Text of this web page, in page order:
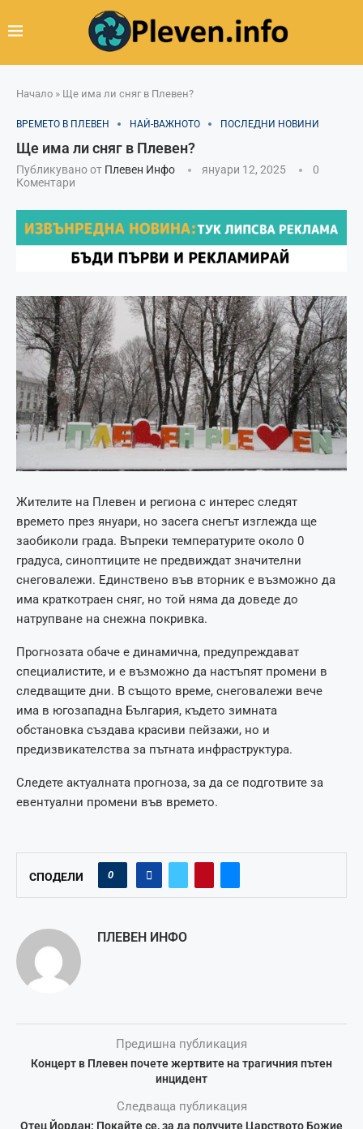
Начало » Ще има ли сняг в Плевен?
ВРЕМЕТО В ПЛЕВЕН НАЙ-ВАЖНОТО ПОСЛЕДНИ НОВИНИ
Ще има ли сняг в Плевен?
Публикувано от Плевен Инфо януари 12, 2025
0
Коментари
Жителите на Плевен и региона с интерес следят
времето през януари, но засега снегът изглежда ще
заобиколи града. Въпреки температурите около 0
градуса, синоптиците не предвиждат значителни
снеговалежи. Единствено във вторник е възможно да
има краткотраен сняг, но той няма да доведе до
натрупване на снежна покривка.
Прогнозата обаче е динамична, предупреждават
специалистите, и е възможно да настъпят промени в
следващите дни. В същото време, снеговалежи вече
има в югозападна България, където зимната
обстановка създава красиви пейзажи, но и
предизвикателства за пътната инфраструктура.
Следете актуалната прогноза, за да се подготвите за
евентуални промени във времето.
СПОДЕЛИ 0
ПЛЕВЕН ИНФО
Предишна публикация
Концерт в Плевен почете жертвите на трагичния пътен
инцидент
Следваща публикация
Отец Йордан: Покайте се, за да получите Царството Божие